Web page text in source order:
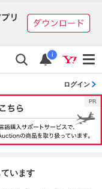
i
ログイン
います